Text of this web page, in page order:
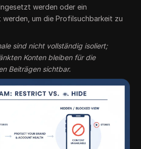
werden oder ein
um die Profilsuchbarkeit zu
sind nicht vollständig isoliert;
Konten bleiben für die
Beiträgen sichtbar.